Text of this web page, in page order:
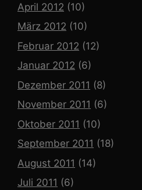
April 2012 (10)
März 2012 (10)
Februar 2012 (12)
Januar 2012 (6)
Dezember 2011 (8)
November 2011 (6)
Oktober 2011 (10)
September 2011 (18)
August 2011 (14)
Juli 2011 (6)